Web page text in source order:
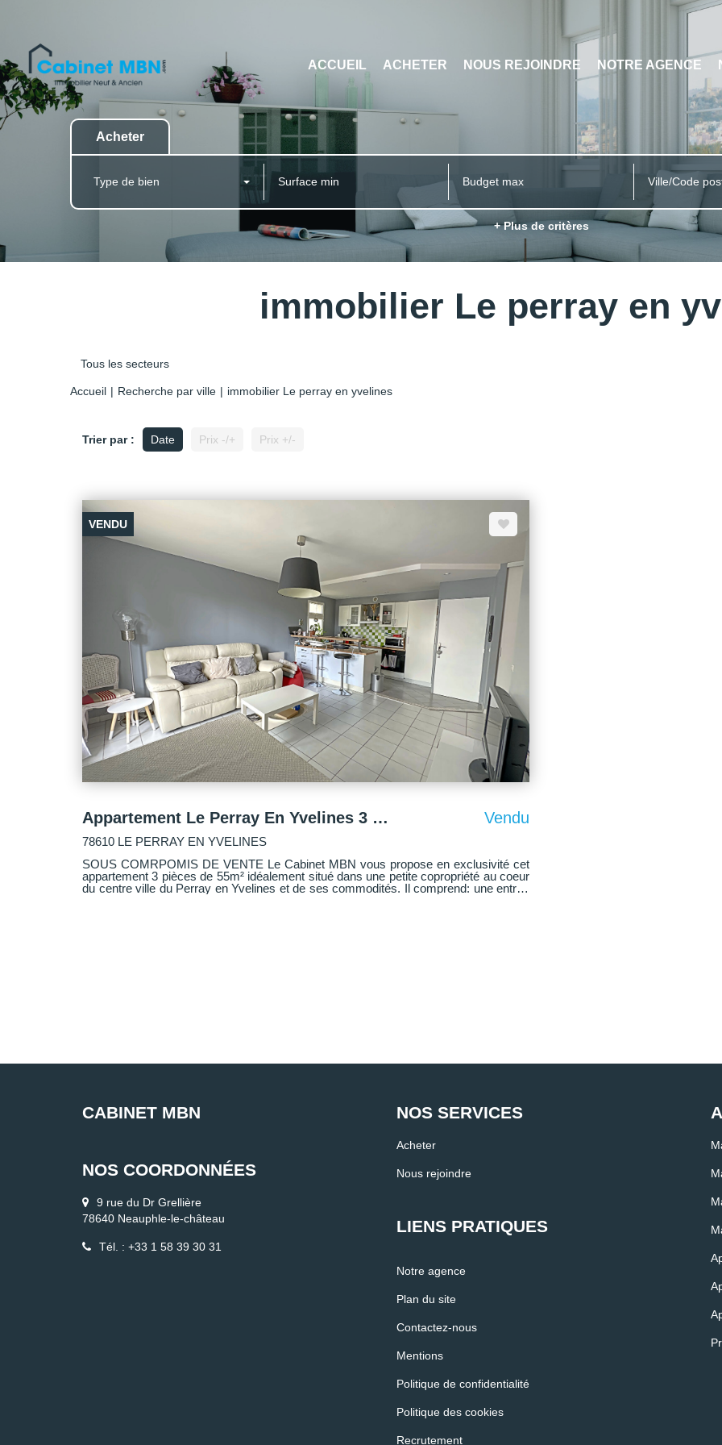
ACCUEIL ACHETER NOUS REJOINDRE NOTRE AGENCE
Acheter
Type de bien Ville/Code
+ Plus de critères
immobilier Le perray en
Tous les secteurs
Accueil Recherche par ville immobilier Le perray en yvelines
Trier par : Date Prix -/+ Prix +/-
VENDU
Appartement Le Perray En Yvelines 3 pièce(s) 55 m2 Vendu
78610 LE PERRAY EN YVELINES
SOUS COMRPOMIS DE VENTE Le Cabinet MBN vous propose en exclusivité cet
appartement 3 pièces de 55m² idéalement situé dans une petite copropriété au coeur
du centre ville du Perray en Yvelines et de ses commodités. Il comprend: une entrée
CABINET MBN
NOS COORDONNÉES
9 rue du Dr Grellière
78640 Neauphle-le-château
Tél. : +33 1 58 39 30 31
NOS SERVICES
Acheter
Nous rejoindre
LIENS PRATIQUES
Notre agence
Plan du site
Contactez-nous
Mentions
Politique de confidentialité
Politique des cookies
Recrutement